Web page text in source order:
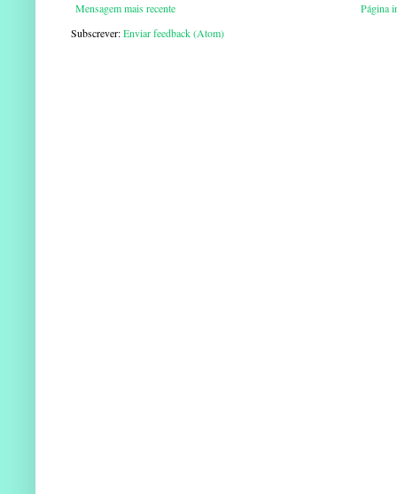
Mensagem mais recente
Página
Subscrever:Enviar feedback (Atom)